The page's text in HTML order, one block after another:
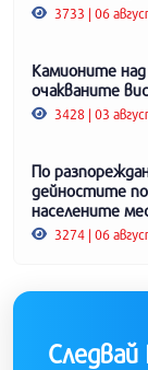
3733 | 06
Камионите над
очакваните
3428 | 03
По
дейностите по
населените
3274 | 06